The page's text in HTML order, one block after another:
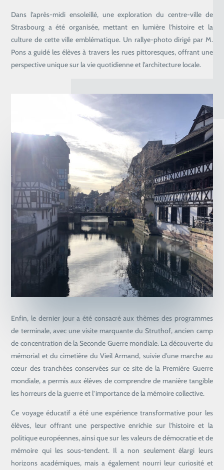
Dans l’après-midi ensoleillé, une exploration du centre-ville de
Strasbourg a été organisée, mettant en lumière l’histoire et la
culture de cette ville emblématique. Un rallye-photo dirigé par M.
Pons a guidé les élèves à travers les rues pittoresques, offrant une
perspective unique sur la vie quotidienne et l’architecture locale.
Enfin, le dernier jour a été consacré aux thèmes des programmes
de terminale, avec une visite marquante du Struthof, ancien camp
de concentration de la Seconde Guerre mondiale. La découverte du
mémorial et du cimetière du Vieil Armand, suivie d’une marche au
cœur des tranchées conservées sur ce site de la Première Guerre
mondiale, a permis aux élèves de comprendre de manière tangible
les horreurs de la guerre et l’importance de la mémoire collective.
Ce voyage éducatif a été une expérience transformative pour les
élèves, leur offrant une perspective enrichie sur l’histoire et la
politique européennes, ainsi que sur les valeurs de démocratie et de
mémoire qui les sous-tendent. Il a non seulement élargi leurs
horizons académiques, mais a également nourri leur curiosité et